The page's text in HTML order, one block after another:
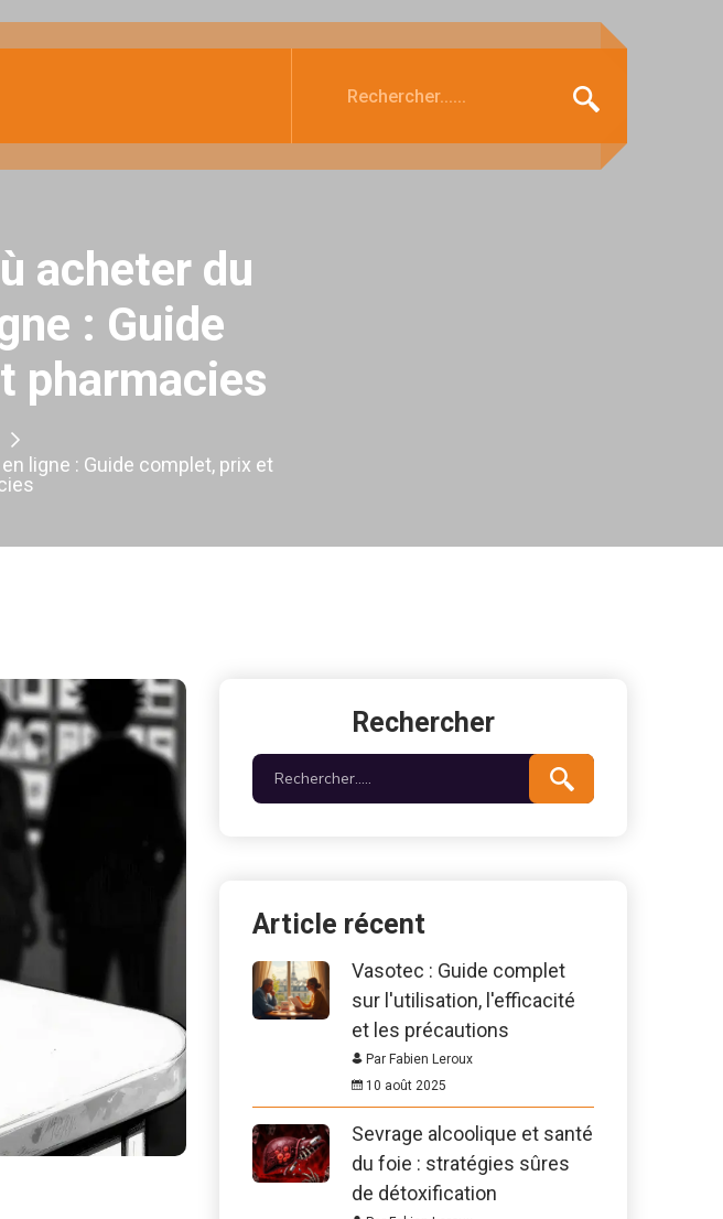
acheter du
: Guide
pharmacies
ligne : Guide complet, prix et
Rechercher
Article récent
Vasotec : Guide complet
sur l'utilisation, l'efficacité
et les précautions
Par Fabien Leroux
10 août 2025
Sevrage alcoolique et santé
du foie : stratégies sûres
de détoxification